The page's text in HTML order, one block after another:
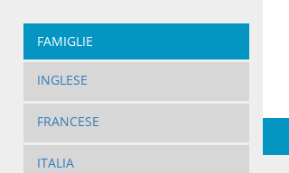
FAMIGLIE
INGLESE
FRANCESE
ITALIA